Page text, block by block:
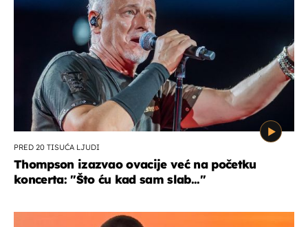
PRED 20 TISUĆA LJUDI
Thompson izazvao ovacije već na početku
koncerta: "Što ću kad sam slab..."